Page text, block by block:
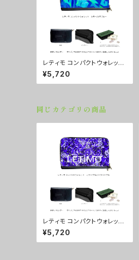
レティモ コンパクトウォレッ
ト カラー/カモブルー ■配
送まで3週間
¥5,720
同じカテゴリの商品
レティモ コンパクトウォレッ
ト カラー/プロポーズパープ
ル ■配送まで3週間
¥5,720